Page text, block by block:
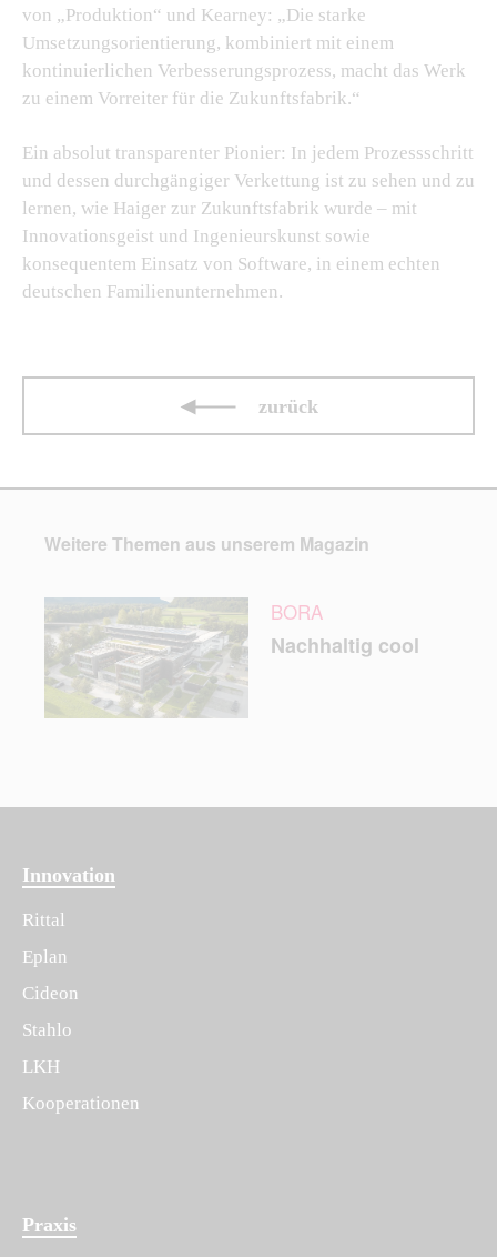
von „Produktion“ und Kearney: „Die starke
Umsetzungsorientierung, kombiniert mit einem
kontinuierlichen Verbesserungsprozess, macht das Werk
zu einem Vorreiter für die Zukunftsfabrik.“
Ein absolut transparenter Pionier: In jedem Prozessschritt
und dessen durchgängiger Verkettung ist zu sehen und zu
lernen, wie Haiger zur Zukunftsfabrik wurde – mit
Innovationsgeist und Ingenieurskunst sowie
konsequentem Einsatz von Software, in einem echten
deutschen Familienunternehmen.
zurück
Weitere Themen aus unserem Magazin
BORA
Nachhaltig cool
Innovation
Rittal
Eplan
Cideon
Stahlo
LKH
Kooperationen
Praxis